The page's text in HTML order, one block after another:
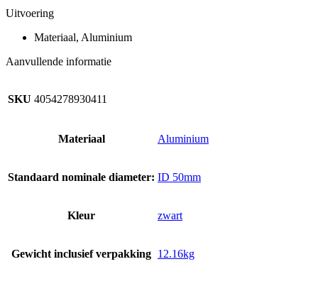
Uitvoering
Materiaal, Aluminium
Aanvullende informatie
SKU 4054278930411
Materiaal Aluminium
Standaard nominale diameter: ID 50mm
Kleur zwart
Gewicht inclusief verpakking 12.16kg